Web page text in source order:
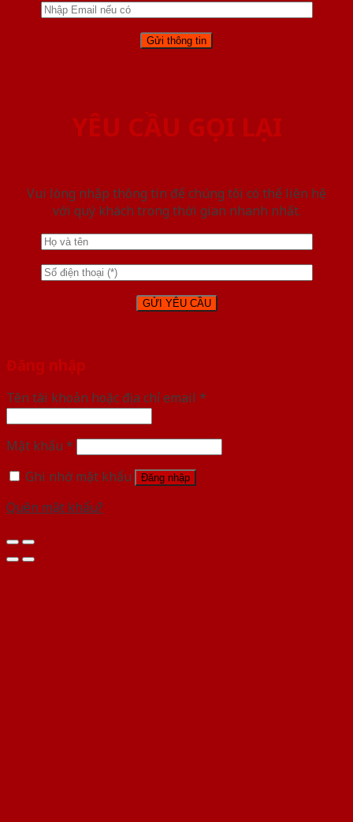
YÊU CẦU GỌI LẠI
Vui lòng nhập thông tin để chúng tôi có thể liên hệ
với quý khách trong thời gian nhanh nhất.
Đăng nhập
Tên tài khoản hoặc địa chỉ email *
Mật khẩu *
Ghi nhớ mật khẩu
Đăng nhập
Quên mật khẩu?